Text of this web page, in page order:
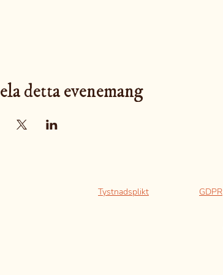
detta evenemang
Tystnadsplikt GDPR